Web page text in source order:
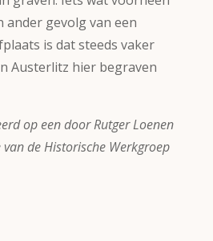
ander gevolg van een
is dat steeds vaker
Austerlitz hier begraven
op een door Rutger Loenen
de Historische Werkgroep